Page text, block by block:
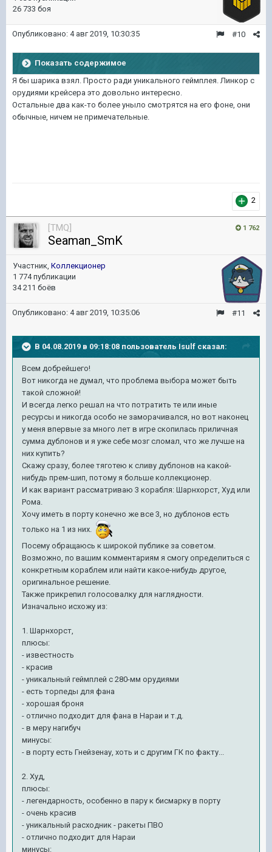
26 733 боя
#10
Опубликовано: 4 авг 2019, 10:30:35
Показать содержимое
Я бы шарика взял. Просто ради уникального геймплея. Линкор с
орудиями крейсера это довольно интересно.
Остальные два как-то более уныло смотрятся на его фоне, они
обычные, ничем не примечательные.
2
1 762
[TMQ]
Seaman_SmK
Участник, Коллекционер
1 774 публикации
34 211 боёв
#11
Опубликовано: 4 авг 2019, 10:35:06
В 04.08.2019 в 09:18:08 пользователь Isulf сказал:
Всем добрейшего!
Вот никогда не думал, что проблема выбора может быть
такой сложной!
И всегда легко решал на что потратить те или иные
ресурсы и никогда особо не заморачивался, но вот наконец
у меня впервые за много лет в игре скопилась приличная
сумма дублонов и я уже себе мозг сломал, что же лучше на
них купить?
Скажу сразу, более тяготею к сливу дублонов на какой-
нибудь прем-шип, потому я больше коллекционер.
И как вариант рассматриваю 3 корабля: Шарнхорст, Худ или
Рома.
Хочу иметь в порту конечно же все 3, но дублонов есть
только на 1 из них.
Посему обращаюсь к широкой публике за советом.
Возможно, по вашим комментариям я смогу определиться с
конкретным кораблем или найти какое-нибудь другое,
оригинальное решение.
Также прикрепил голосовалку для наглядности.
Изначально исхожу из:
1. Шарнхорст,
плюсы:
- известность
- красив
- уникальный геймплей с 280-мм орудиями
- есть торпеды для фана
- хорошая броня
- отлично подходит для фана в Нараи и т.д.
- в меру нагибуч
минусы:
- в порту есть Гнейзенау, хоть и с другим ГК по факту...
2. Худ,
плюсы:
- легендарность, особенно в пару к бисмарку в порту
- очень красив
- уникальный расходник - ракеты ПВО
- отлично подходит для Нараи
минусы: